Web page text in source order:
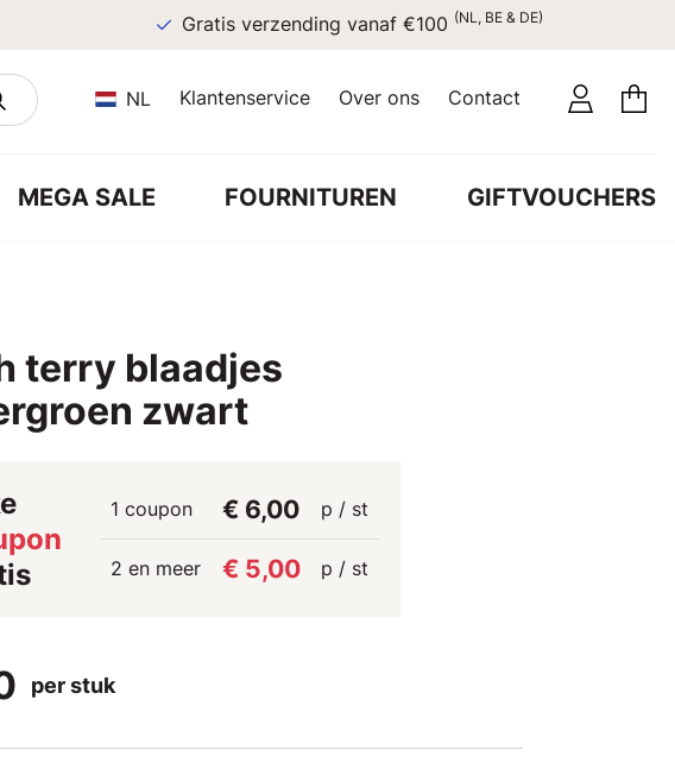
Gratis verzending vanaf €100 (NL, BE & DE)
NL Klantenservice Over ons Contact
MEGA SALE FOURNITUREN GIFTVOUCHERS
terry blaadjes
zwart
1 coupon € 6,00 p / st
2 en meer € 5,00 p / st
per stuk